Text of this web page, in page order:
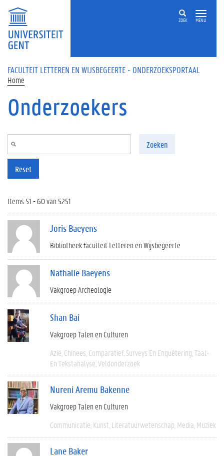
Overslaan en naar de inhoud gaan
ZOEK MENU
FACULTEIT LETTEREN EN WIJSBEGEERTE - ONDERZOEKSPORTAAL
Home
Onderzoekers
Zoeken
Reset
Items 51 - 60 van 5251
Joris Baeyens
Bibliotheek faculteit Letteren en Wijsbegeerte
Nathalie Baeyens
Vakgroep Archeologie
Shan Bai
Vakgroep Talen en Culturen
Azië Chinees Comparatief Surveys En Enquêtering Taal-
En Tekstanalyse Veldonderzoek
Nureni Aremu Bakenne
Vakgroep Talen en Culturen
Communicatie Kunst Literatuurwetenschap Media Muziek
Lane Baker